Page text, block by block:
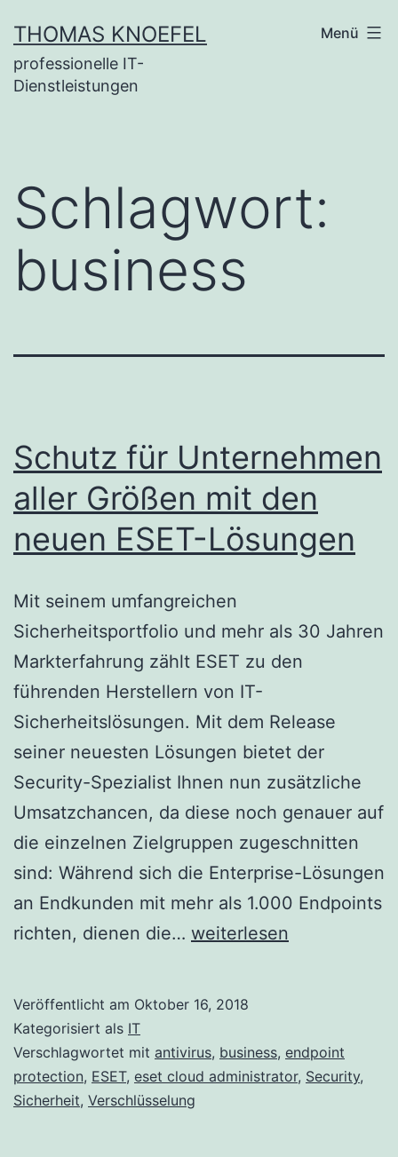
Inhalt
springen
THOMAS KNOEFEL
professionelle IT-
Dienstleistungen
Menü
Schlagwort:
business
Schutz für Unternehmen
aller Größen mit den
neuen ESET-Lösungen
Mit seinem umfangreichen
Sicherheitsportfolio und mehr als 30 Jahren
Markterfahrung zählt ESET zu den
führenden Herstellern von IT-
Sicherheitslösungen. Mit dem Release
seiner neuesten Lösungen bietet der
Security-Spezialist Ihnen nun zusätzliche
Umsatzchancen, da diese noch genauer auf
die einzelnen Zielgruppen zugeschnitten
sind: Während sich die Enterprise-Lösungen
an Endkunden mit mehr als 1.000 Endpoints
richten, dienen die… Schutz
Größen
mit
den
weiterlesen
Veröffentlicht am Oktober 16, 2018
Kategorisiert als IT
Verschlagwortet mit antivirus, business, endpoint
protection, ESET, eset cloud administrator, Security,
Sicherheit, Verschlüsselung